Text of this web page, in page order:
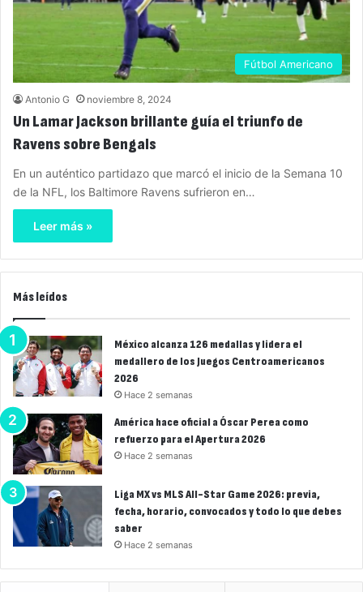
Fútbol Americano
Antonio G noviembre 8, 2024
Un Lamar Jackson brillante guía el triunfo de
Ravens sobre Bengals
En un auténtico partidazo que marcó el inicio de la Semana 10
de la NFL, los Baltimore Ravens sufrieron en…
Leer más »
Más leídos
México alcanza 126 medallas y lidera el
medallero de los Juegos Centroamericanos
2026
Hace 2 semanas
América hace oficial a Óscar Perea como
refuerzo para el Apertura 2026
Hace 2 semanas
Liga MX vs MLS All-Star Game 2026: previa,
fecha, horario, convocados y todo lo que debes
saber
Hace 2 semanas